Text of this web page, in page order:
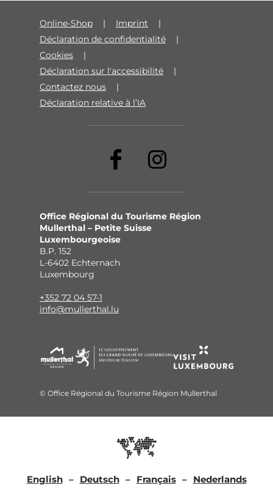
Online-Shop
Imprint
Déclaration de confidentialité
Cookies
Déclaration sur l'accessibilité
Contactez nous
Déclaration relative à l’IA
Office Régional du Tourisme Région
Mullerthal – Petite Suisse
Luxembourgeoise
B.P. 152
L-6402 Echternach
Luxembourg
+352 72 04 57-1
info@mullerthal.lu
© Office Régional du Tourisme Région Mullerthal
English Deutsch Français Nederlands